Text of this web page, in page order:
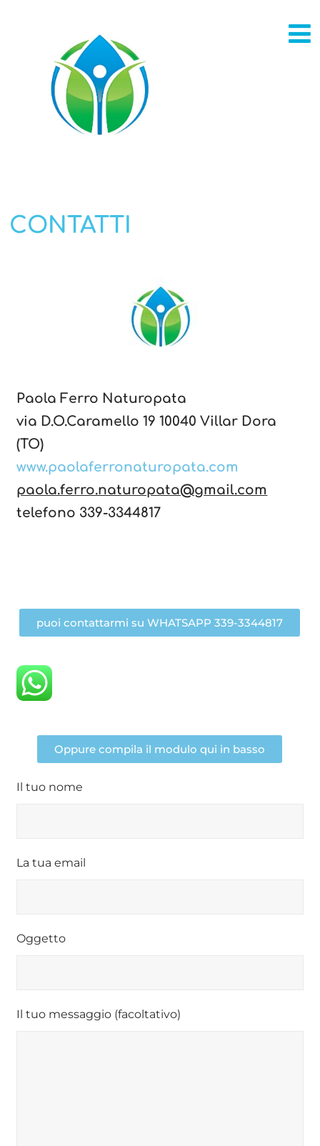
CONTATTI
Paola Ferro Naturopata
via D.O.Caramello 19 10040 Villar Dora
(TO)
www.paolaferronaturopata.com
paola.ferro.naturopata@gmail.com
telefono 339-3344817
puoi contattarmi su WHATSAPP 339-3344817
Oppure compila il modulo qui in basso
Il tuo nome
La tua email
Oggetto
Il tuo messaggio (facoltativo)